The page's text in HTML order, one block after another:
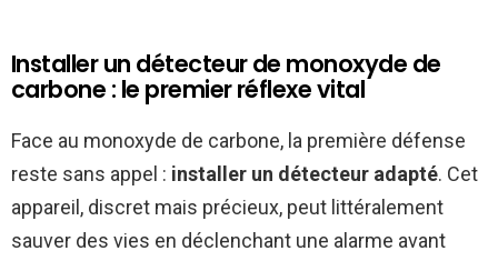
Installer un détecteur de monoxyde de
carbone : le premier réflexe vital
Face au monoxyde de carbone, la première défense
reste sans appel : installer un détecteur adapté. Cet
appareil, discret mais précieux, peut littéralement
sauver des vies en déclenchant une alarme avant